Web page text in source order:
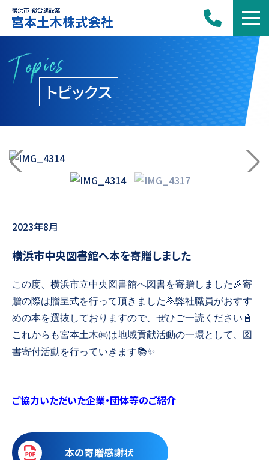
Topicsトピックス
2023年8月
横浜市中央図書館へ本を寄贈しました
この度、横浜市立中央図書館へ図書を寄贈しました 🎉寄
贈の際は贈呈式を行って頂きました🙇弊社職員がおすす
めの本を選抜しておりますので、ぜひご一読ください 📓
これからも宮本土木㈱は地域貢献活動の一環として、図
書寄付活動を行っていきます📚✨
ご協力いただいた企業・団体等のご紹介
本の寄贈感謝状